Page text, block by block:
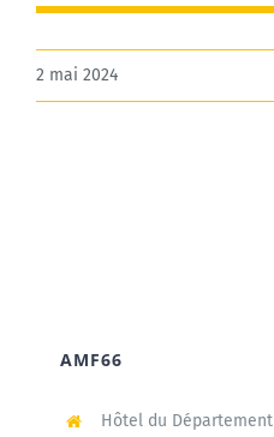
2 mai 2024
AMF66
Hôtel du Département